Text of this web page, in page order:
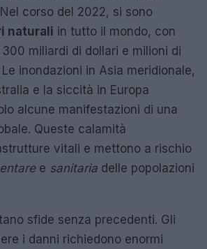
corso del 2022, si sono
naturali in tutto il mondo, con
miliardi di dollari e milioni di
inondazioni in Asia meridionale,
e la siccità in Europa
alcune manifestazioni di una
Queste calamità
vitali e mettono a rischio
e sanitaria delle popolazioni
sfide senza precedenti. Gli
i danni richiedono enormi